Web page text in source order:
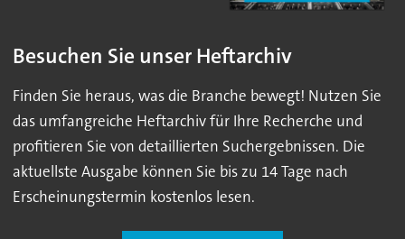
Besuchen Sie unser Heftarchiv
Finden Sie heraus, was die Branche bewegt! Nutzen Sie
das umfangreiche Heftarchiv für Ihre Recherche und
profitieren Sie von detaillierten Suchergebnissen. Die
aktuellste Ausgabe können Sie bis zu 14 Tage nach
Erscheinungstermin kostenlos lesen.